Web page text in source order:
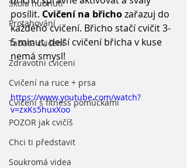
Škola hubnutí
Protahování
Tabata cvičení
Zdravotni cviceni
Cvičení na ruce + prsa
Cvičení s fitness pomůckami
POZOR jak cvičíš
Chci ti představit
Soukromá videa
posílit. Cvičení na břicho zařazuj do
každého cvičení. Břicho stačí cvičit 3-
5 minut, delší cvičení břicha v kuse
nemá smysl!
https://www.youtube.com/watch?
v=zxKs5huxXoo